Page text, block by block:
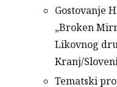
Gostovanje
„Broken
Likovnog
Kranj/
Tematski